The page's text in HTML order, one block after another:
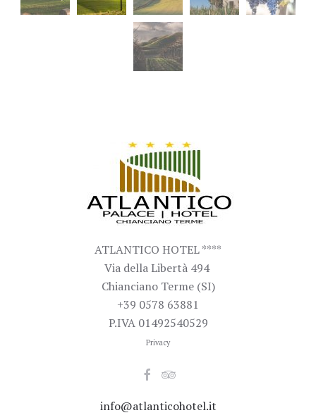
ATLANTICO HOTEL ****
Via della Libertà 494
Chianciano Terme (SI)
+39 0578 63881
P.IVA 01492540529
Privacy
info@atlanticohotel.it